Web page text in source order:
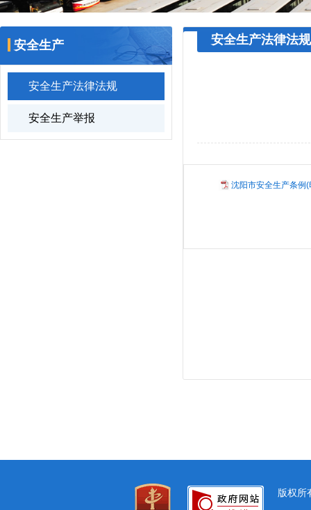
安全生产
安全生产法律法规
安全生产举报
安全生产法律法规
沈阳市安全生产条例
版权所